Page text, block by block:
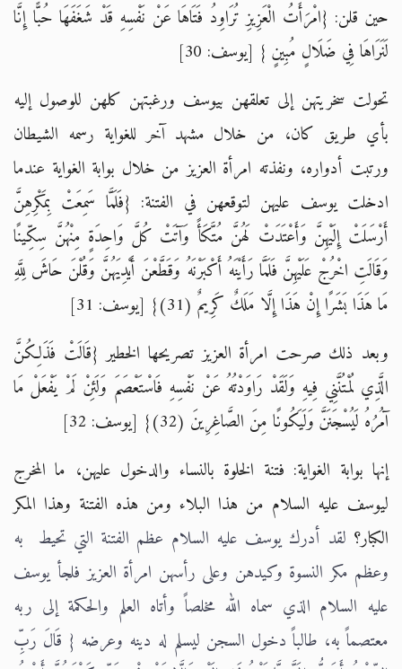
حين قلن: {امْرَأَتُ الْعَزِيزِ تُرَاوِدُ فَتَاهَا عَنْ نَفْسِهِ قَدْ شَغَفَهَا حُبًّا إِنَّا
لَنَرَاهَا فِي ضَلَالٍ مُبِينٍ } [يوسف: 30]
تحولت سخريتهن إلى تعلقهن بيوسف ورغبتهن كلهن للوصول إليه
بأي طريق كان، من خلال مشهد آخر للغواية رسمه الشيطان
ورتبت أدواره، ونفذته امرأة العزيز من خلال بوابة الغواية عندما
ادخلت يوسف عليهن لتوقعهن في الفتنة: {فَلَمَّا سَمِعَتْ بِمَكْرِهِنَّ
أَرْسَلَتْ إِلَيْهِنَّ وَأَعْتَدَتْ لَهُنَّ مُتَّكَأً وَآتَتْ كُلَّ وَاحِدَةٍ مِنْهُنَّ سِكِّينًا
وَقَالَتِ اخْرُجْ عَلَيْهِنَّ فَلَمَّا رَأَيْنَهُ أَكْبَرْنَهُ وَقَطَّعْنَ أَيْدِيَهُنَّ وَقُلْنَ حَاشَ لِلَّهِ
مَا هَذَا بَشَرًا إِنْ هَذَا إِلَّا مَلَكٌ كَرِيمٌ (31)} [يوسف: 31]
وبعد ذلك صرحت امرأة العزيز تصريحها الخطير {قَالَتْ فَذَلِكُنَّ
الَّذِي لُمْتُنَّنِي فِيهِ وَلَقَدْ رَاوَدْتُهُ عَنْ نَفْسِهِ فَاسْتَعْصَمَ وَلَئِنْ لَمْ يَفْعَلْ مَا
آمُرُهُ لَيُسْجَنَنَّ وَلَيَكُونًا مِنَ الصَّاغِرِينَ (32)} [يوسف: 32]
إنها بوابة الغواية: فتنة الخلوة بالنساء والدخول عليهن، ما المخرج
ليوسف عليه السلام من هذا البلاء ومن هذه الفتنة وهذا المكر
الكبار؟ لقد أدرك يوسف عليه السلام عظم الفتنة التي تحيط به
وعظم مكر النسوة وكيدهن وعلى رأسهن امرأة العزيز فلجأ يوسف
عليه السلام الذي سماه الله مخلصاً وأتاه العلم والحكمة إلى ربه
معتصماً به، طالباً دخول السجن ليسلم له دينه وعرضه { قَالَ رَبِّ